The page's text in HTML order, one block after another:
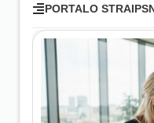
PORTALO